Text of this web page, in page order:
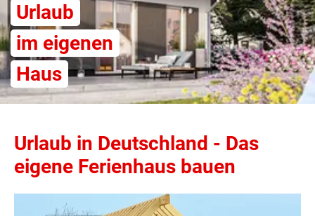
Urlaub
im eigenen
Haus
Urlaub in Deutschland - Das
eigene Ferienhaus bauen